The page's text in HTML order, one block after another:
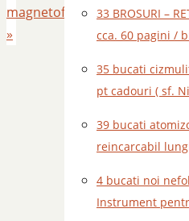
magnetofon
»
33 BROSURI –
cca. 60 pagini /
35 bucati
pt cadouri ( sf.
39 bucati
reincarcabil
4 bucati noi
Instrument